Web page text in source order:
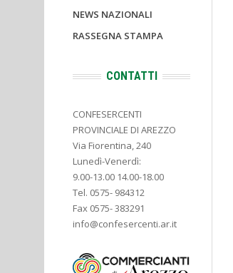
NEWS NAZIONALI
RASSEGNA STAMPA
CONTATTI
CONFESERCENTI
PROVINCIALE DI AREZZO
Via Fiorentina, 240
Lunedì-Venerdì:
9.00-13.00 14.00-18.00
Tel. 0575- 984312
Fax 0575- 383291
info@confesercenti.ar.it